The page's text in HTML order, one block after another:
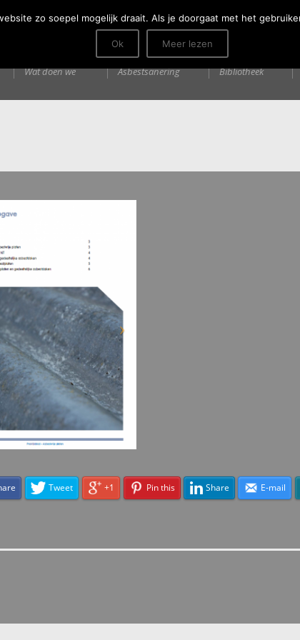
Wat doen we
Innovation
Asbestsanering
Media
Bibliotheek
Tweet +1 Pin this Share E-mail
zo soepel mogelijk draait. Als je doorgaat met het
Ok Meer lezen